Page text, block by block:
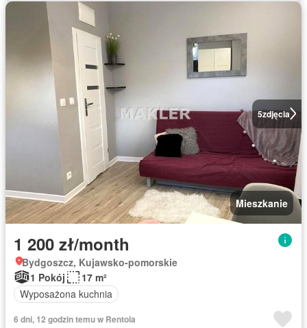
5zdjęcia
Mieszkanie
1 200 zł/month
Bydgoszcz, Kujawsko-pomorskie
1 Pokój
17 m²
Wyposażona kuchnia
6 dni, 12 godzin temu w Rentola